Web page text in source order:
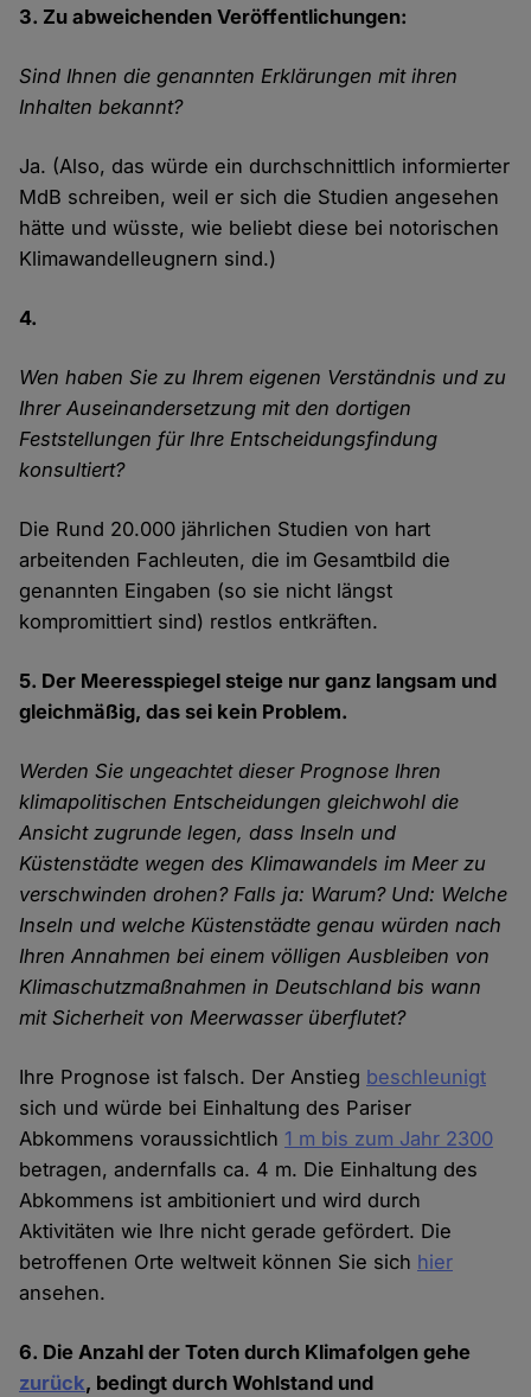
3. Zu abweichenden Veröffentlichungen:
Sind Ihnen die genannten Erklärungen mit ihren
Inhalten bekannt?
Ja. (Also, das würde ein durchschnittlich informierter
MdB schreiben, weil er sich die Studien angesehen
hätte und wüsste, wie beliebt diese bei notorischen
Klimawandelleugnern sind.)
4.
Wen haben Sie zu Ihrem eigenen Verständnis und zu
Ihrer Auseinandersetzung mit den dortigen
Feststellungen für Ihre Entscheidungsfindung
konsultiert?
Die Rund 20.000 jährlichen Studien von hart
arbeitenden Fachleuten, die im Gesamtbild die
genannten Eingaben (so sie nicht längst
kompromittiert sind) restlos entkräften.
5. Der Meeresspiegel steige nur ganz langsam und
gleichmäßig, das sei kein Problem.
Werden Sie ungeachtet dieser Prognose Ihren
klimapolitischen Entscheidungen gleichwohl die
Ansicht zugrunde legen, dass Inseln und
Küstenstädte wegen des Klimawandels im Meer zu
verschwinden drohen? Falls ja: Warum? Und: Welche
Inseln und welche Küstenstädte genau würden nach
Ihren Annahmen bei einem völligen Ausbleiben von
Klimaschutzmaßnahmen in Deutschland bis wann
mit Sicherheit von Meerwasser überflutet?
Ihre Prognose ist falsch. Der Anstieg beschleunigt
sich und würde bei Einhaltung des Pariser
Abkommens voraussichtlich 1 m bis zum Jahr 2300
betragen, andernfalls ca. 4 m. Die Einhaltung des
Abkommens ist ambitioniert und wird durch
Aktivitäten wie Ihre nicht gerade gefördert. Die
betroffenen Orte weltweit können Sie sich hier
ansehen.
6. Die Anzahl der Toten durch Klimafolgen gehe
zurück, bedingt durch Wohlstand und